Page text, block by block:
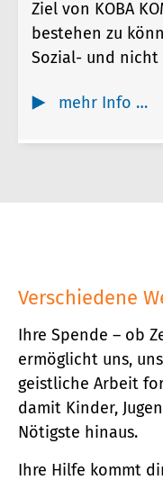
Ziel von KOBA
bestehen zu
Sozial- und nicht
mehr Info …
Verschiedene
Ihre Spende – ob
ermöglicht uns,
geistliche Arbeit
damit Kinder,
Nötigste hinaus.
Ihre Hilfe kommt